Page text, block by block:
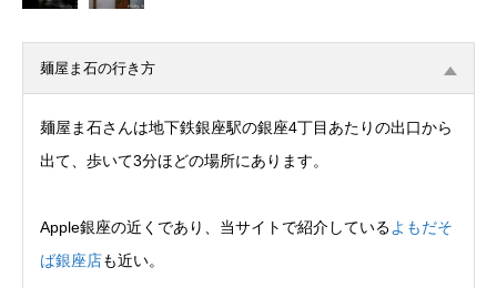
麺屋ま石の行き方
麺屋ま石さんは地下鉄銀座駅の銀座4丁目あたりの出口から
出て、歩いて3分ほどの場所にあります。
Apple銀座の近くであり、当サイトで紹介しているよもだそ
ば銀座店も近い。